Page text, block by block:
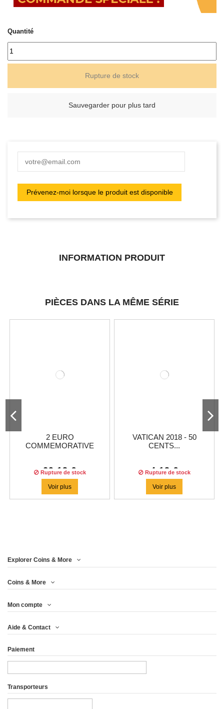
Quantité
Rupture de stock
Sauvegarder pour plus tard
INFORMATION PRODUIT
PIÈCES DANS LA MÊME SÉRIE
2 EURO
COMMEMORATIVE
29,13 €
Rupture de stock
Voir plus
VATICAN 2018 - 50
CENTS...
4,13 €
Rupture de stock
Voir plus
Explorer Coins & More
Coins & More
Mon compte
Aide & Contact
Paiement
Transporteurs